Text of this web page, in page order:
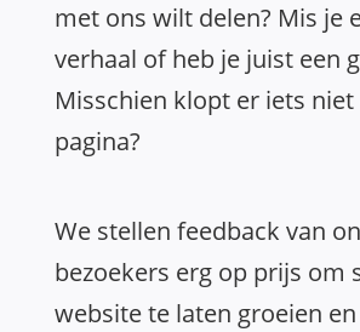
met ons wilt delen? Mis je
verhaal of heb je juist een
Misschien klopt er iets niet
pagina?
We stellen feedback van
bezoekers erg op prijs om
website te laten groeien